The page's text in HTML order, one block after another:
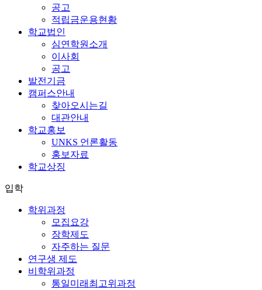
공고
적립금운용현황
학교법인
심연학원소개
이사회
공고
발전기금
캠퍼스안내
찾아오시는길
대관안내
학교홍보
UNKS 언론활동
홍보자료
학교상징
입학
학위과정
모집요강
장학제도
자주하는 질문
연구생 제도
비학위과정
통일미래최고위과정